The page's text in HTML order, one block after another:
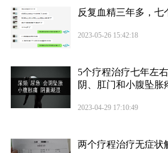
反复血精三年多，七
2023-05-26 15:42:18
5个疗程治疗七年左
阴、肛门和小腹坠胀
2023-04-29 17:10:49
两个疗程治疗无症状